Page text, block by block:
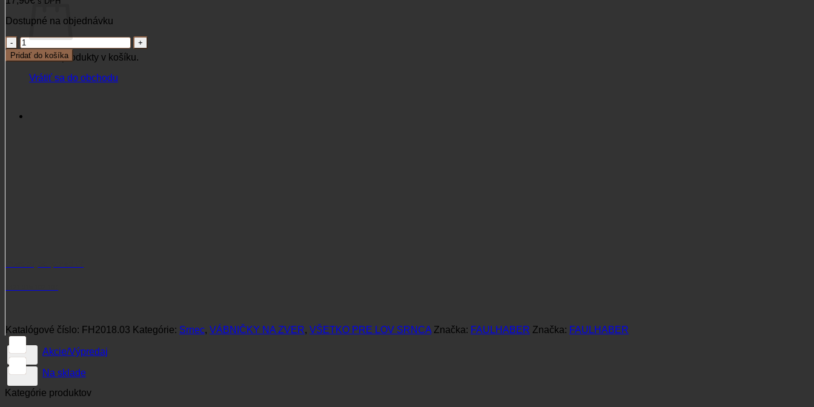
Žiadne produkty v košíku.
Vrátiť sa do obchodu
Dostupné na objednávku
množstvo
Srnčia
vábnička
Faulhaber
tiesňové
Pridať do košíka
Katalógové číslo: FH2018.03 Kategórie: Srnec, VÁBNIČKY NA ZVER, VŠETKO PRE LOV SRNCA Značka: FAULHABER Značka: FAULHABER
Akcie/Výpredaj
Na sklade
Kategórie produktov